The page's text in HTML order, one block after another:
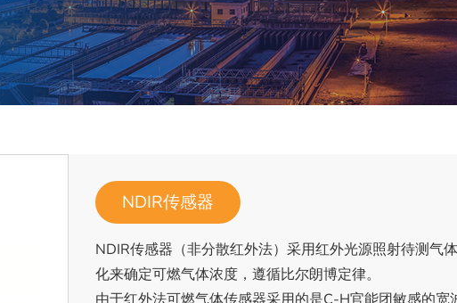
NDIR传感器
NDIR传感器（非分散红外法）采用红外光源照射待测气
化来确定可燃气体浓度，遵循比尔朗博定律。